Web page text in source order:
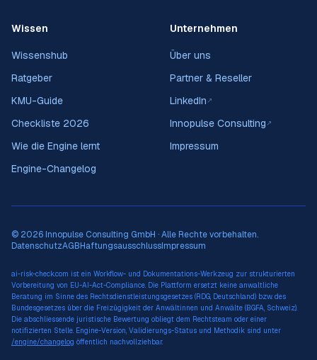
Wissen
Wissenshub
Ratgeber
KMU-Guide
Checkliste 2026
Wie die Engine lernt
Engine-Changelog
Unternehmen
Über uns
Partner & Reseller
LinkedIn ↗
Innopulse Consulting ↗
Impressum
© 2026 Innopulse Consulting GmbH · Alle Rechte vorbehalten.
DatenschutzAGBHaftungsausschlussImpressum
ai-risk-check.com ist ein Workflow- und Dokumentations-Werkzeug zur strukturierten
Vorbereitung von EU-AI-Act-Compliance. Die Plattform ersetzt keine anwaltliche
Beratung im Sinne des Rechtsdienstleistungsgesetzes (RDG, Deutschland) bzw. des
Bundesgesetzes über die Freizügigkeit der Anwältinnen und Anwälte (BGFA, Schweiz).
Die abschliessende juristische Bewertung obliegt dem Rechtsteam oder einer
notifizierten Stelle. Engine-Version, Validierungs-Status und Methodik sind unter
/engine/changelog öffentlich nachvollziehbar.